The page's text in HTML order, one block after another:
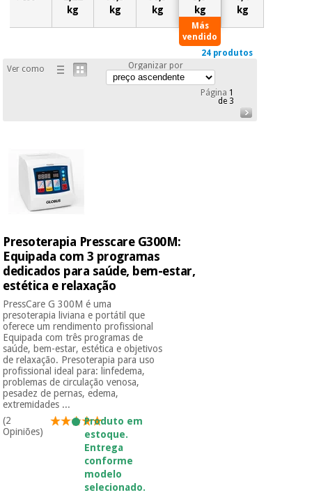
kg
kg
kg
kg
kg
24 produtos
Ver como
Organizar por
Página 1
de 3
Presoterapia Presscare G300M:
Equipada com 3 programas
dedicados para saúde, bem-estar,
estética e relaxação
PressCare G 300M é uma
presoterapia liviana e portátil que
oferece um rendimento profissional
Equipada com três programas de
saúde, bem-estar, estética e objetivos
de relaxação. Presoterapia para uso
profissional ideal para: linfedema,
problemas de circulação venosa,
pesadez de pernas, edema,
extremidades ...
(2
Opiniões)
Produto em
estoque.
Entrega
conforme
modelo
selecionado.